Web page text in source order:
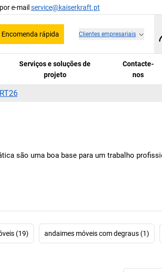
e-mailservice@kaiserkraft.pt
Encomenda rápida Clientes empresariais
Serviços e soluções de
projeto
Contacte-
nos
são uma boa base para um trabalho
(19) andaimes móveis com degraus (1)